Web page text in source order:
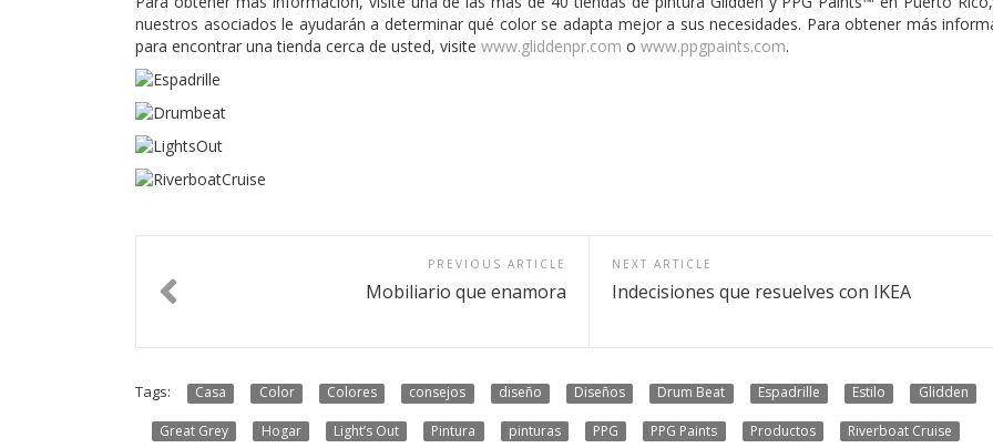
nuestros asociados le ayudarán a determinar qué color se adapta mejor a sus necesidades. Para obtener más
para encontrar una tienda cerca de usted, visite www.gliddenpr.com o www.ppgpaints.com.
PREVIOUS ARTICLE
Mobiliario que enamora
NEXT ARTICLE
Indecisiones que resuelves con IKEA
Tags: Casa Color Colores consejos diseño Diseños Drum Beat Espadrille Estilo Glidden
Great Grey Hogar Light’s Out Pintura pinturas PPG PPG Paints Productos Riverboat Cruise